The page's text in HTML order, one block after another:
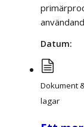
Datum
Dokument
lagar